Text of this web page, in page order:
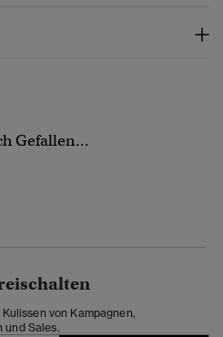
Gefallen...
von Kampagnen,
und Sales.